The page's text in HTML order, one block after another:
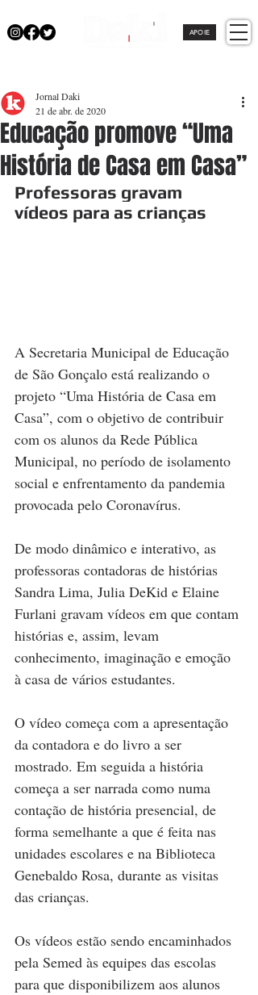
APOIE
Educação promove “Uma
História de Casa em Casa”
Jornal Daki
21 de abr. de 2020
Professoras gravam
vídeos para as crianças
A Secretaria Municipal de Educação
de São Gonçalo está realizando o
projeto “Uma História de Casa em
Casa”, com o objetivo de contribuir
com os alunos da Rede Pública
Municipal, no período de isolamento
social e enfrentamento da pandemia
provocada pelo Coronavírus.
De modo dinâmico e interativo, as
professoras contadoras de histórias
Sandra Lima, Julia DeKid e Elaine
Furlani gravam vídeos em que contam
histórias e, assim, levam
conhecimento, imaginação e emoção
à casa de vários estudantes.
O vídeo começa com a apresentação
da contadora e do livro a ser
mostrado. Em seguida a história
começa a ser narrada como numa
contação de história presencial, de
forma semelhante a que é feita nas
unidades escolares e na Biblioteca
Genebaldo Rosa, durante as visitas
das crianças.
Os vídeos estão sendo encaminhados
pela Semed às equipes das escolas
para que disponibilizem aos alunos